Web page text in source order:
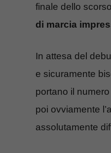
finale dello
di marcia
In attesa del
e sicuramente
portano il
poi ovviamente
assolutamente